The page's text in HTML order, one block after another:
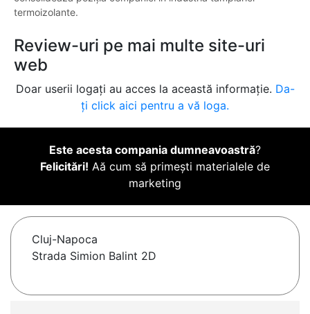
termoizolante.
Review-uri pe mai multe site-uri
web
Doar userii logați au acces la această informație. Da-
ți click aici pentru a vă loga.
Este acesta compania dumneavoastră?
Felicitări! Aă cum să primești materialele de
marketing
Cluj-Napoca
Strada Simion Balint 2D